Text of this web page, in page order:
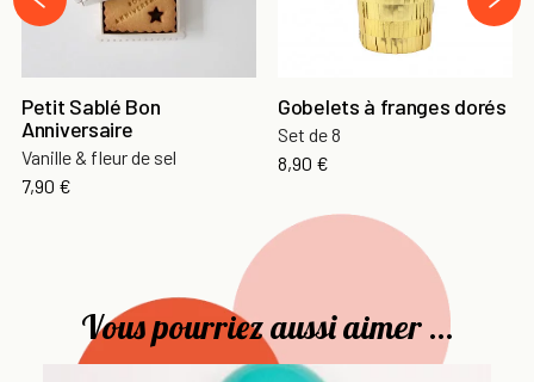
Petit Sablé Bon
Anniversaire
Vanille & fleur de sel
7,90 €
Gobelets à franges dorés
Set de 8
8,90 €
‹
Vous pourriez aussi aimer ...